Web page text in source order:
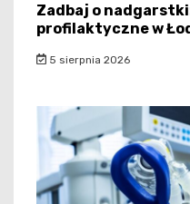
Zadbaj o
profilaktyczne w
5 sierpnia 2026